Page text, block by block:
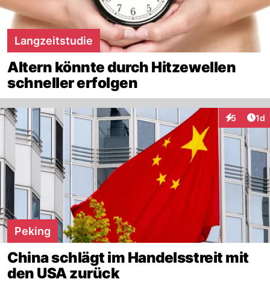
Langzeitstudie
Altern könnte durch Hitzewellen
schneller erfolgen
5 1d
Peking
China schlägt im Handelsstreit mit
den USA zurück